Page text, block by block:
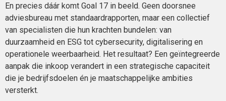
En precies dáár komt Goal 17 in beeld. Geen doorsnee
adviesbureau met standaardrapporten, maar een collectief
van specialisten die hun krachten bundelen: van
duurzaamheid en ESG tot cybersecurity, digitalisering en
operationele weerbaarheid. Het resultaat? Een geïntegreerde
aanpak die inkoop verandert in een strategische capaciteit
die je bedrijfsdoelen én je maatschappelijke ambities
versterkt.